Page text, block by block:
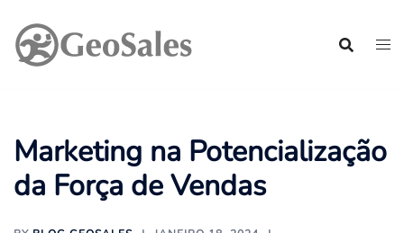
para
Marketing na Potencialização
da Força de Vendas